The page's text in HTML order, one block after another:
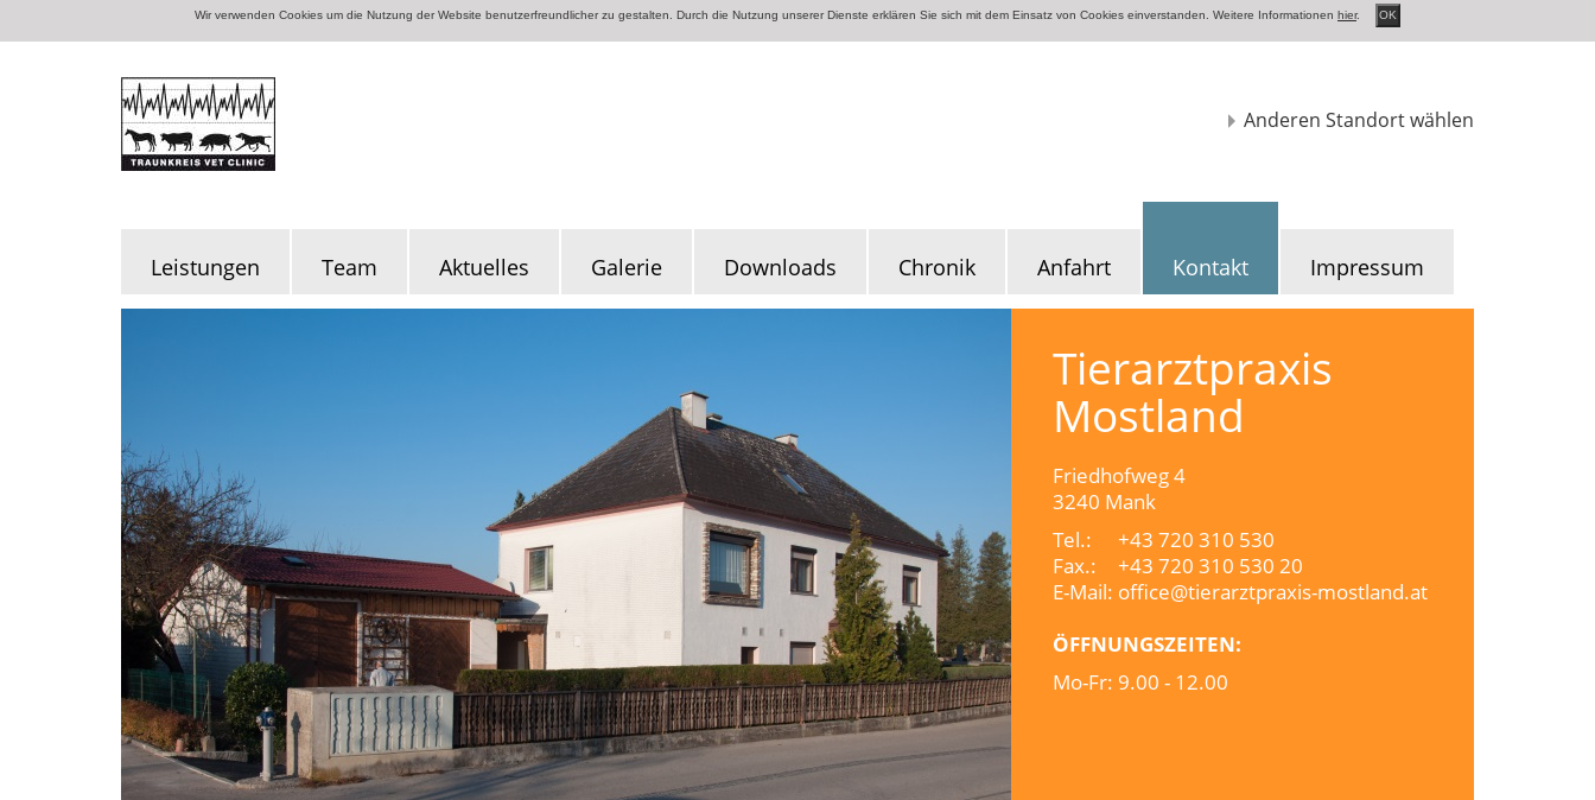
Anderen Standort wählen
Leistungen Team Aktuelles Galerie Downloads Chronik Anfahrt Kontakt Impressum
Tierarztpraxis
Mostland
Friedhofweg 4
3240 Mank
Tel.:
+43 720 310 530
Fax.:
+43 720 310 530 20
E-Mail: office@tierarztpraxis-mostland.at
ÖFFNUNGSZEITEN:
Mo-Fr: 9.00 - 12.00
Wir verwenden Cookies um die Nutzung der Website benutzerfreundlicher zu gestalten. Durch die Nutzung unserer Dienste erklären Sie sich mit dem Einsatz von Cookies einverstanden. Weitere Informationen hier. OK